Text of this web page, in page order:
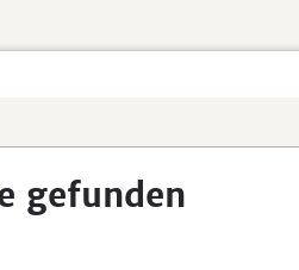
gefunden